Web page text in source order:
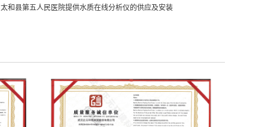
和县第五人民医院提供水质在线分析仪的供应及安装